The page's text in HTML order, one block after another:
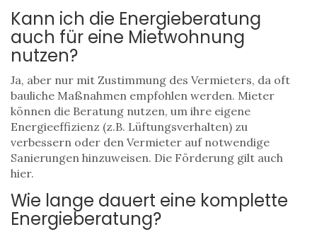
Kann ich die Energieberatung
auch für eine Mietwohnung
nutzen?
Ja, aber nur mit Zustimmung des Vermieters, da oft
bauliche Maßnahmen empfohlen werden. Mieter
können die Beratung nutzen, um ihre eigene
Energieeffizienz (z.B. Lüftungsverhalten) zu
verbessern oder den Vermieter auf notwendige
Sanierungen hinzuweisen. Die Förderung gilt auch
hier.
Wie lange dauert eine komplette
Energieberatung?